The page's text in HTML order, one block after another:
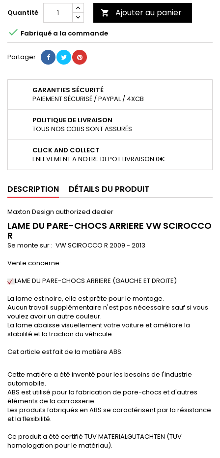
Quantité  Ajouter au panier
 Fabriqué a la commande
Partager
GARANTIES SÉCURITÉ
PAIEMENT SÉCURISÉ / PAYPAL / 4XCB
POLITIQUE DE LIVRAISON
TOUS NOS COLIS SONT ASSURÉS
CLICK AND COLLECT
ENLEVEMENT A NOTRE DEPOT LIVRAISON 0€
DESCRIPTION DÉTAILS DU PRODUIT
Maxton Design authorized dealer
LAME DU PARE-CHOCS ARRIERE VW SCIROCCO
R
Se monte sur : VW SCIROCCO R 2009 - 2013
Vente concerne:
LAME DU PARE-CHOCS ARRIERE (GAUCHE ET DROITE)
La lame est noire, elle est prête pour le montage.
Aucun travail supplémentaire n'est pas nécessaire sauf si vous
voulez avoir un autre couleur.
La lame abaisse visuellement votre voiture et améliore la
stabilité et la traction du véhicule.
Cet article est fait de la matière ABS.
Cette matière a été inventé pour les besoins de l'industrie
automobile.
ABS est utilisé pour la fabrication de pare-chocs et d'autres
éléments de la carrosserie.
Les produits fabriqués en ABS se caractérisent par la résistance
et la flexibilité.
Ce produit a été certifié TUV MATERIALGUTACHTEN (TUV
homologation pour le matériau).